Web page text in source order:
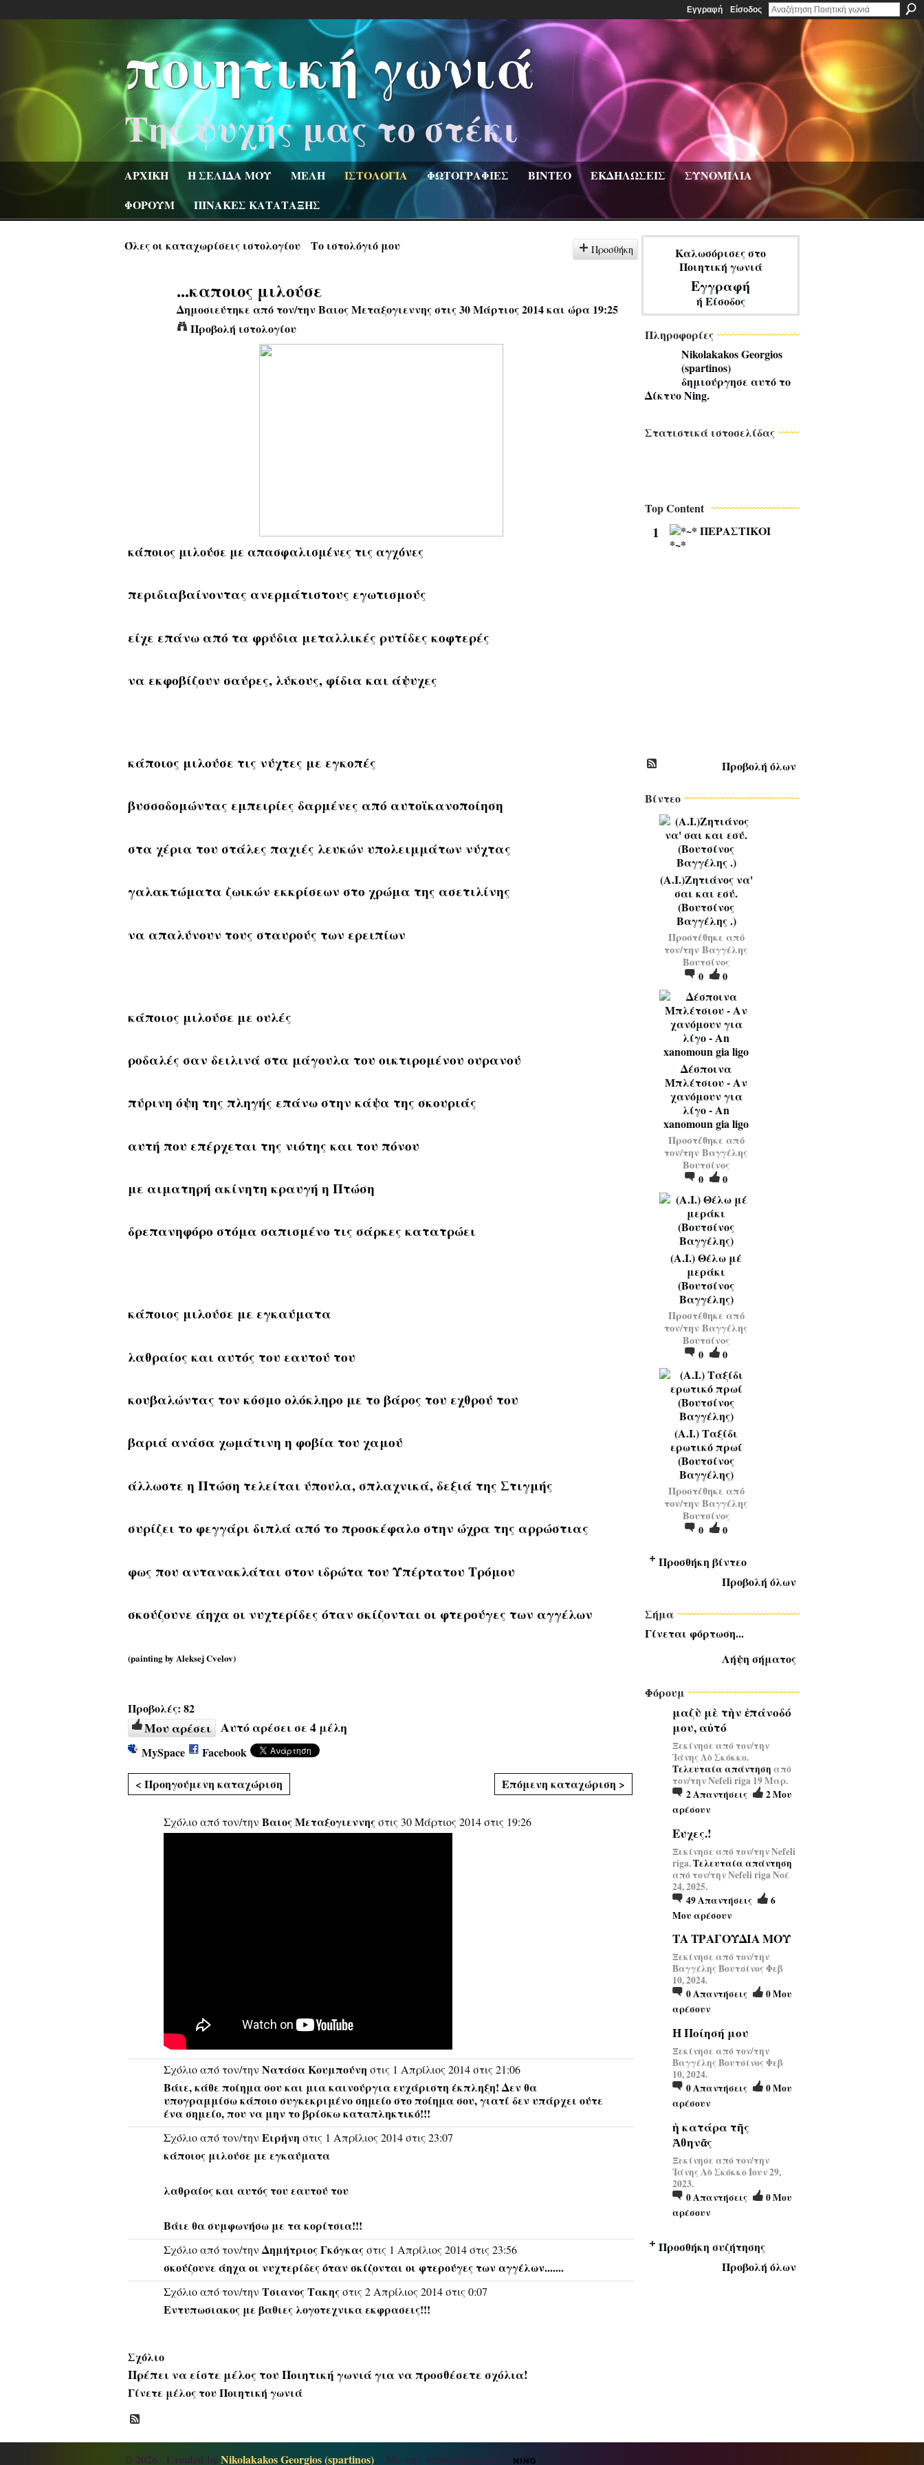
Εγγραφή Είσοδος
ποιητική γωνιά
Της ψυχής μας το στέκι
ΑΡΧΙΚΗ Η ΣΕΛΙΔΑ ΜΟΥ ΜΕΛΗ ΙΣΤΟΛΟΓΙΑ ΦΩΤΟΓΡΑΦΙΕΣ ΒΙΝΤΕΟ ΕΚΔΗΛΩΣΕΙΣ
ΣΥΝΟΜΙΛΙΑ
ΦΟΡΟΥΜ
ΠΙΝΑΚΕΣ ΚΑΤΑΤΑΞΗΣ
Όλες οι καταχωρίσεις ιστολογίου Το ιστολόγιό μου Προσθήκη
...καποιος μιλούσε
Δημοσιεύτηκε από τον/τηνΒαιος Μεταξογιεννηςστις 30 Μάρτιος 2014 και ώρα 19:25
Προβολή ιστολογίου
κάποιος μιλούσε με απασφαλισμένες τις αγχόνες
περιδιαβαίνοντας ανερμάτιστους εγωτισμούς
είχε επάνω από τα φρύδια μεταλλικές ρυτίδες κοφτερές
να εκφοβίζουν σαύρες, λύκους, φίδια και άψυχες
κάποιος μιλούσε τις νύχτες με εγκοπές
βυσσοδομώντας εμπειρίες δαρμένες από αυτοϊκανοποίηση
στα χέρια του στάλες παχιές λευκών υπολειμμάτων νύχτας
γαλακτώματα ζωικών εκκρίσεων στο χρώμα της ασετιλίνης
να απαλύνουν τους σταυρούς των ερειπίων
κάποιος μιλούσε με ουλές
ροδαλές σαν δειλινά στα μάγουλα του οικτιρομένου ουρανού
πύρινη όψη της πληγής επάνω στην κάψα της σκουριάς
αυτή που επέρχεται της νιότης και του πόνου
με αιματηρή ακίνητη κραυγή η Πτώση
δρεπανηφόρο στόμα σαπισμένο τις σάρκες κατατρώει
κάποιος μιλούσε με εγκαύματα
λαθραίος και αυτός του εαυτού του
κουβαλώντας τον κόσμο ολόκληρο με το βάρος του εχθρού του
βαριά ανάσα χωμάτινη η φοβία του χαμού
άλλωστε η Πτώση τελείται ύπουλα, σπλαχνικά, δεξιά της Στιγμής
συρίζει το φεγγάρι διπλά από το προσκέφαλο στην ώχρα της αρρώστιας
φως που αντανακλάται στον ιδρώτα του Υπέρτατου Τρόμου
σκούζουνε άηχα οι νυχτερίδες όταν σκίζονται οι φτερούγες των αγγέλων
(painting by Aleksej Cvelov)
Προβολές: 82
Μου αρέσει Αυτό αρέσει σε 4 μέλη
MySpace Facebook
< Προηγούμενη καταχώριση Επόμενη καταχώριση >
Σχόλιο από τον/την Βαιος Μεταξογιεννηςστις 30 Μάρτιος 2014 στις 19:26
Σχόλιο από τον/την Νατάσα Κουμπούνη στις 1 Απρίλιος 2014 στις 21:06
Βάιε, κάθε ποίημα σου και μια καινούργια ευχάριστη έκπληξη! Δεν θα
υπογραμμίσω κάποιο συγκεκριμένο σημείο στο ποίημα σου, γιατί δεν υπάρχει ούτε
ένα σημείο, που να μην το βρίσκω καταπληκτικό!!!
Σχόλιο από τον/την Ειρήνη στις 1 Απρίλιος 2014 στις 23:07
κάποιος μιλούσε με εγκαύματα
λαθραίος και αυτός του εαυτού του
Βάιε θα συμφωνήσω με τα κορίτσια!!!
Σχόλιο από τον/τηνΔημήτριος Γκόγκαςστις 1 Απρίλιος 2014 στις 23:56
σκούζουνε άηχα οι νυχτερίδες όταν σκίζονται οι φτερούγες των αγγέλων.......
Σχόλιο από τον/την Τσιανος Τακηςστις 2 Απρίλιος 2014 στις 0:07
Εντυπωσιακος με βαθιες λογοτεχνικα εκφρασεις!!!
Σχόλιο
Πρέπει να είστε μέλος του Ποιητική γωνιά για να προσθέσετε σχόλια!
Γίνετε μέλος του Ποιητική γωνιά
Καλωσόρισες στο
Ποιητική γωνιά
Εγγραφή
ή Είσοδος
Πληροφορίες
Nikolakakos Georgios
(spartinos)
δημιούργησε αυτό το
Δίκτυο Ning.
Στατιστικά ιστοσελίδας
Top Content
1
Προβολή όλων
Βίντεο
(Α.Ι.)Ζητιάνος να'
σαι και εσύ.
(Βουτσίνος
Βαγγέλης .)
Προστέθηκε από
τον/τηνΒαγγέλης
Βουτσίνος
0
0
Δέσποινα
Μπλέτσιου - Αν
χανόμουν για
λίγο - An
xanomoun gia ligo
Προστέθηκε από
τον/τηνΒαγγέλης
Βουτσίνος
0
0
(Α.Ι.) Θέλω μέ
μεράκι
(Βουτσίνος
Βαγγέλης)
Προστέθηκε από
τον/τηνΒαγγέλης
Βουτσίνος
0
0
(Α.Ι.) Ταξίδι
ερωτικό πρωί
(Βουτσίνος
Βαγγέλης)
Προστέθηκε από
τον/τηνΒαγγέλης
Βουτσίνος
0
0
Προσθήκη βίντεο
Προβολή όλων
Σήμα
Γίνεται φόρτωση...
Λήψη σήματος
Φόρουμ
μαζὺ μὲ τὴν ἐπάνοδό
μου, αὐτό
Ξεκίνησε από τον/την
Ἰάνης Λὸ Σκόκκο.
Τελευταία απάντηση από
τον/την Nefeli riga 19 Μαρ.
2Απαντήσεις 2Μου
αρέσουν
Ευχες.!
Ξεκίνησε από τον/την Nefeli
riga.Τελευταία απάντηση
από τον/την Nefeli riga Νοέ
24, 2025.
49Απαντήσεις
6
Μου αρέσουν
ΤΑ ΤΡΑΓΟΥΔΙΑ ΜΟΥ
Ξεκίνησε από τον/την
Βαγγέλης Βουτσίνος Φεβ
10, 2024.
0Απαντήσεις 0Μου
αρέσουν
Η Ποίησή μου
Ξεκίνησε από τον/την
Βαγγέλης Βουτσίνος Φεβ
10, 2024.
0Απαντήσεις 0Μου
αρέσουν
ἡ κατάρα τῆς
Ἀθηνᾶς
Ξεκίνησε από τον/την
Ἰάνης Λὸ Σκόκκο Ιουν 29,
2023.
0Απαντήσεις 0Μου
αρέσουν
Προσθήκη συζήτησης
Προβολή όλων
© 2026 Created by Nikolakakos Georgios (spartinos). Με την υποστήριξη του